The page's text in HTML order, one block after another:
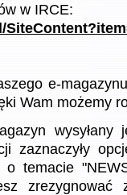
w IRCE:
e-
Wam możemy
zaznaczyły
o temacie
zrezygnować